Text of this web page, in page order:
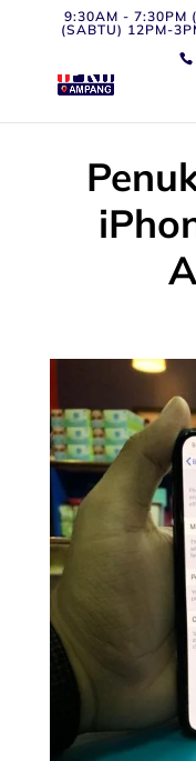
9:30AM - 7:30PM
(SABTU) 12PM-